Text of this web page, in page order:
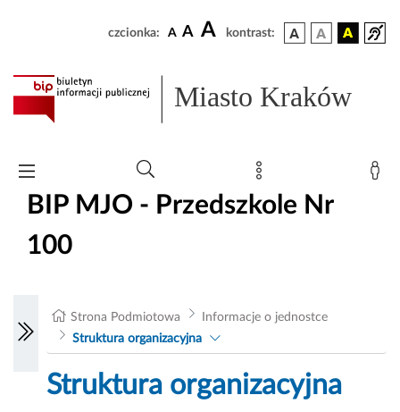
czcionka: A A A kontrast:
Miasto Kraków
BIP MJO - Przedszkole Nr
100
Strona Podmiotowa
Informacje o jednostce
Struktura organizacyjna
Struktura organizacyjna